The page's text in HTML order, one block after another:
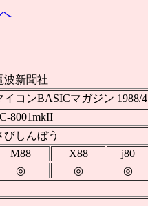
波新聞社
イコンBASICマガジン 1988/4
8001mkII
びしんぼう
M88 X88
j80
◎
◎
◎